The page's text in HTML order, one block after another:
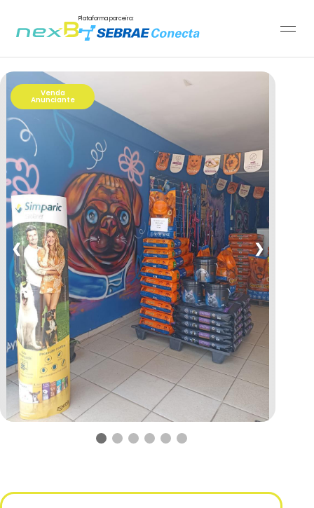
Plataforma parceira:
Venda
Anunciante
❮ ❯